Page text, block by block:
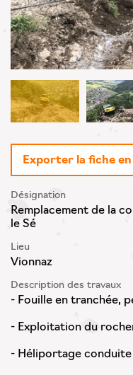
Exporter la fiche en
Désignation
Remplacement de la
le Sé
Lieu
Vionnaz
Description des travaux
- Fouille en tranchée,
- Exploitation du rocher
- Héliportage conduite